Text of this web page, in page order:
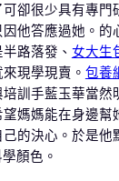
可卻很少具有專門
他答應過她。的
路落發、 女大生
現學現賣。 包養
培訓手藍玉華當然
媽媽能在身邊幫
己的決心。於是他
顏色。